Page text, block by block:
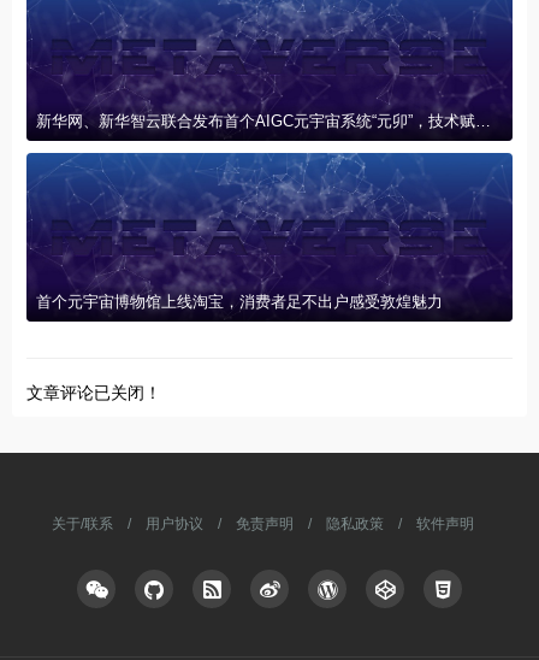
新华网、新华智云联合发布首个AIGC元宇宙系统“元卯”，技术赋能产业创新联盟
首个元宇宙博物馆上线淘宝，消费者足不出户感受敦煌魅力
文章评论已关闭！
关于/联系 / 用户协议 / 免责声明 / 隐私政策 / 软件声明